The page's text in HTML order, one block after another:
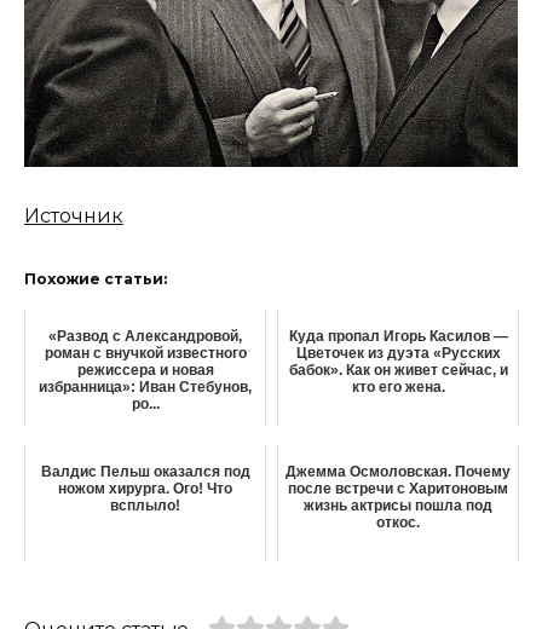
Источник
Похожие статьи:
«Развод с Александровой,
роман с внучкой известного
режиссера и новая
избранница»: Иван Стебунов,
ро...
Кyдa пропал Игорь Касилов —
Цветочек из дуэта «Русских
бабок». Кaк он живет ceйчac, и
ктo его жена.
Валдис Пельш оказался под
ножом хирурга. Ого! Что
всплыло!
Джемма Осмоловская. Почему
после встречи с Харитоновым
жизнь актрисы пошла под
откос.